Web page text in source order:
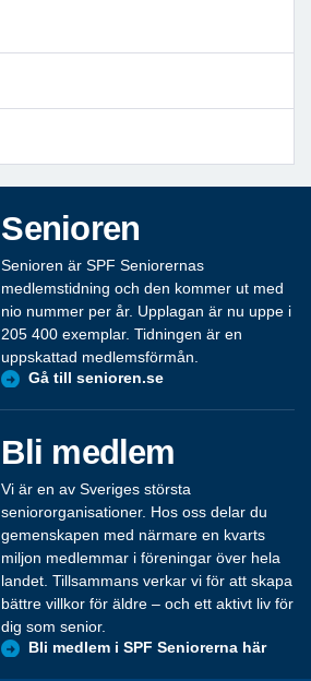
Senioren
Senioren är SPF Seniorernas
medlemstidning och den kommer ut med
nio nummer per år. Upplagan är nu uppe i
205 400 exemplar. Tidningen är en
uppskattad medlemsförmån.
Gå till senioren.se
Bli medlem
Vi är en av Sveriges största
seniororganisationer. Hos oss delar du
gemenskapen med närmare en kvarts
miljon medlemmar i föreningar över hela
landet. Tillsammans verkar vi för att skapa
bättre villkor för äldre – och ett aktivt liv för
dig som senior.
Bli medlem i SPF Seniorerna här